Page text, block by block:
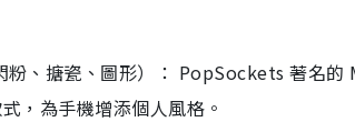
、搪瓷、圖形）： PopSockets 著名的
，為手機增添個人風格。